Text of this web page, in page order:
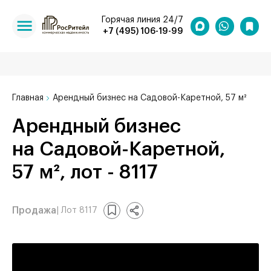
+7 (495) 106-19-99
Горячая линия 24/7
Главная Арендный бизнес на Садовой-Каретной, 57 м²
Арендный бизнес
на Садовой-Каретной,
57 м², лот - 8117
Продажа | Лот 8117